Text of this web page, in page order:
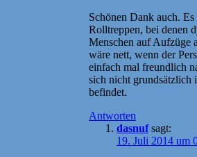
Schönen Dank auch.
Rolltreppen, bei denen
Menschen auf Aufzüge
wäre nett, wenn der
einfach mal freundlich
sich nicht grundsätzlich
befindet.
Antworten
dasnuf sagt:
19. Juli 2014 um